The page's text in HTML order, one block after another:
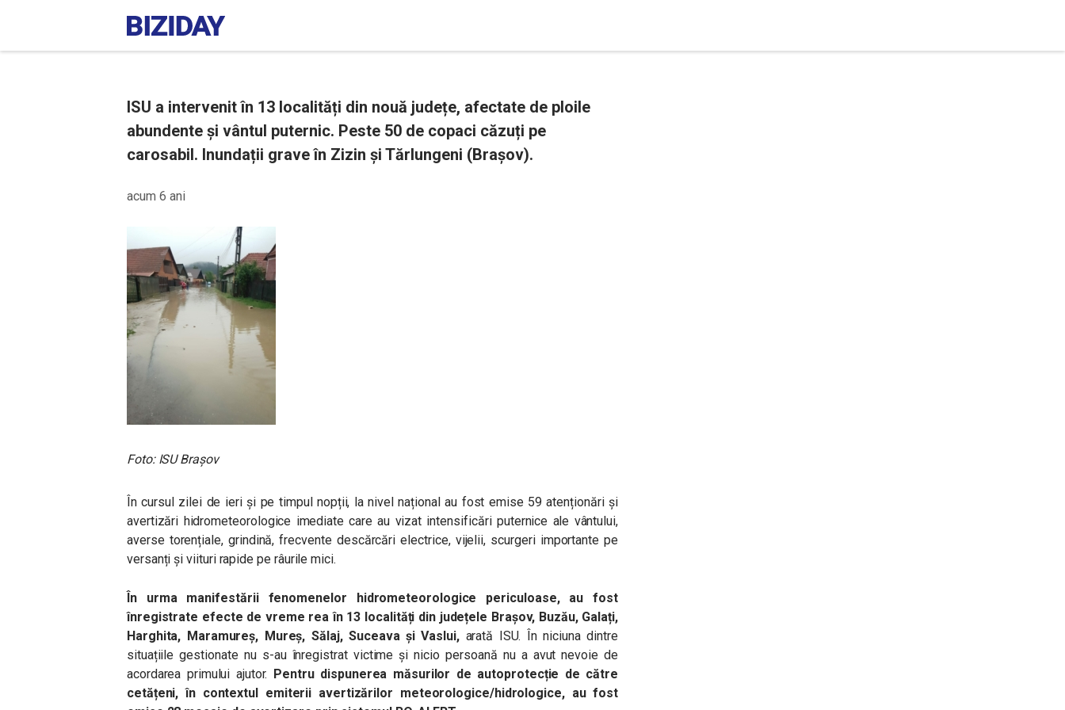
ISU a intervenit în 13 localități din nouă județe, afectate de ploile
abundente și vântul puternic. Peste 50 de copaci căzuți pe
carosabil. Inundații grave în Zizin și Tărlungeni (Brașov).
acum 6 ani
Foto: ISU Brașov
În cursul zilei de ieri și pe timpul nopții, la nivel național au fost emise 59 atenționări și
avertizări hidrometeorologice imediate care au vizat intensificări puternice ale vântului,
averse torențiale, grindină, frecvente descărcări electrice, vijelii, scurgeri importante pe
versanți și viituri rapide pe râurile mici.
În urma manifestării fenomenelor hidrometeorologice periculoase, au fost
înregistrate efecte de vreme rea în 13 localități din județele Brașov, Buzău, Galați,
Harghita, Maramureș, Mureș, Sălaj, Suceava și Vaslui,arată ISU. În niciuna dintre
situațiile gestionate nu s-au înregistrat victime și nicio persoană nu a avut nevoie de
acordarea primului ajutor. Pentru dispunerea măsurilor de autoprotecție de către
cetățeni, în contextul emiterii avertizărilor meteorologice/hidrologice, au fost